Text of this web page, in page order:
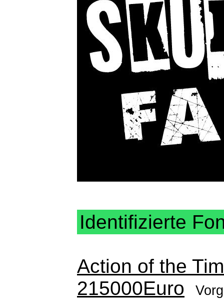
Identifizierte
Action of the
215000Euro